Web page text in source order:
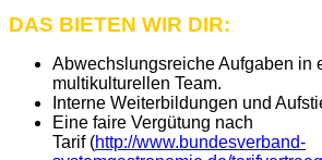
DAS BIETEN WIR DIR:
Abwechslungsreiche Aufgaben in
multikulturellen Team.
Interne Weiterbildungen und
Eine faire Vergütung nach
Tarif (http://www.bundesverband-